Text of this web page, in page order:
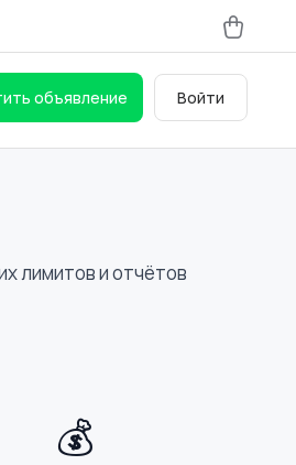
объявление Войти
лимитов и отчётов
💰